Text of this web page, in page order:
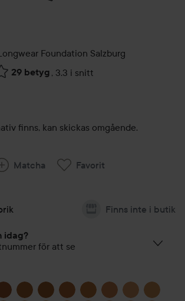
Foundation Salzburg
29 betyg , 3.3 i snitt
kommentarer
670 kr
finns, kan skickas omgående.
Matcha Favorit
Finns inte i butik
idag?
för att se